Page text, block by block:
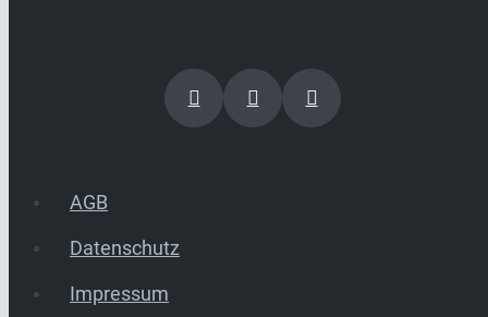
AGB
Datenschutz
Impressum